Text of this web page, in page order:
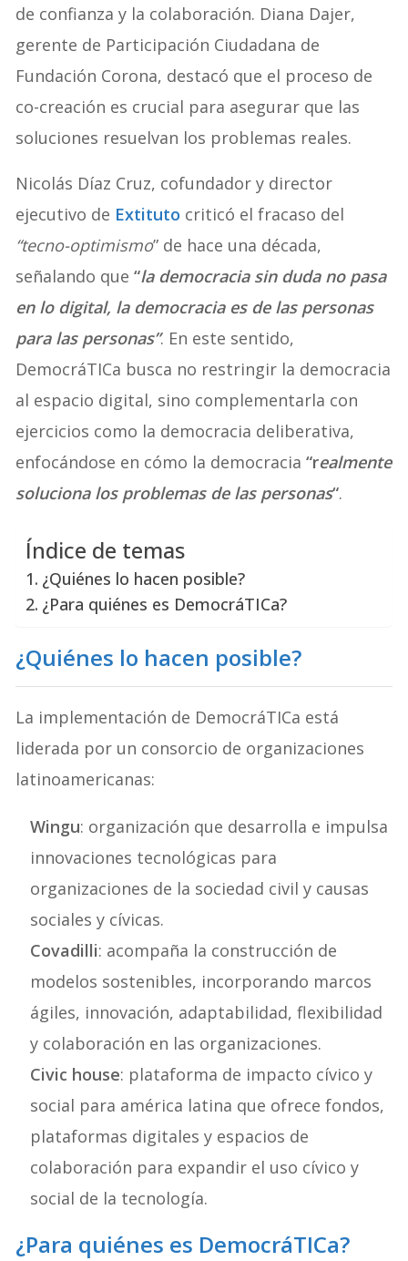
de confianza y la colaboración. Diana Dajer,
gerente de Participación Ciudadana de
Fundación Corona, destacó que el proceso de
co-creación es crucial para asegurar que las
soluciones resuelvan los problemas reales.
Nicolás Díaz Cruz, cofundador y director
ejecutivo de Extituto criticó el fracaso del
“tecno-optimismo” de hace una década,
señalando que“la democracia sin duda no pasa
en lo digital, la democracia es de las personas
para las personas”. En este sentido,
DemocráTICa busca no restringir la democracia
al espacio digital, sino complementarla con
ejercicios como la democracia deliberativa,
enfocándose en cómo la democracia“realmente
soluciona los problemas de las personas“.
Índice de temas
¿Quiénes lo hacen posible?
¿Para quiénes es DemocráTICa?
¿Quiénes lo hacen posible?
La implementación de DemocráTICa está
liderada por un consorcio de organizaciones
latinoamericanas:
Wingu: organización que desarrolla e impulsa
innovaciones tecnológicas para
organizaciones de la sociedad civil y causas
sociales y cívicas.
Covadilli: acompaña la construcción de
modelos sostenibles, incorporando marcos
ágiles, innovación, adaptabilidad, flexibilidad
y colaboración en las organizaciones.
Civic house: plataforma de impacto cívico y
social para américa latina que ofrece fondos,
plataformas digitales y espacios de
colaboración para expandir el uso cívico y
social de la tecnología.
¿Para quiénes es DemocráTICa?